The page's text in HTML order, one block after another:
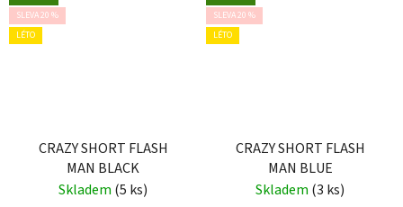
SLEVA 20 %
LÉTO
CRAZY SHORT FLASH
MAN BLACK
Skladem (5 ks)
SLEVA 20 %
LÉTO
CRAZY SHORT FLASH
MAN BLUE
Skladem (3 ks)